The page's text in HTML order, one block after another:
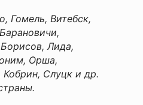
Гомель, Витебск,
Лида,
Орша,
Слуцк и др.